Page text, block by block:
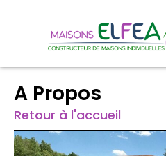
A Propos
Retour à l'accueil